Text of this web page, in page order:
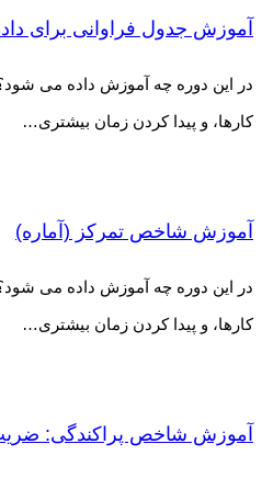
آموزش جدول فراوانی برای
در این دوره چه آموزش داده می شود؟
کارها، و پیدا کردن زمان بیشتری…
آموزش شاخص تمرکز (آماره)
در این دوره چه آموزش داده می شود؟
کارها، و پیدا کردن زمان بیشتری…
آموزش شاخص پراکندگی: